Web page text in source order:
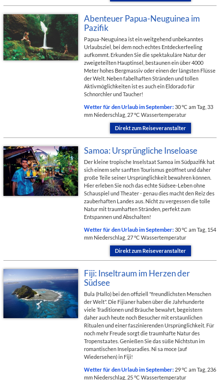
Abenteuer Papua-Neuguinea im
Pazifik
Papua-Neuguinea ist ein weitgehend unbekanntes
Urlaubsziel, bei dem noch echtes Entdeckerfeeling
aufkommt. Erkunden Sie die spektakuläre Natur der
zweigeteilten Hauptinsel, bestaunen ein über 4000
Meter hohes Bergmassiv oder einen der längsten Flüsse
der Welt. Neben fabelhaften Stränden und tollen
Aktivmöglichkeiten ist es auch ein Eldorado für
Schnorchler und Taucher!
Wetter für den Urlaub im September:30 °C am Tag, 33
mm Niederschlag, 27 °C Wassertemperatur
Direkt zum Reiseveranstalter
Samoa: Ursprüngliche Inseloase
Der kleine tropische Inselstaat Samoa im Südpazifik hat
sich einem sehr sanften Tourismus geöffnet und daher
große Teile seiner Ursprünglichkeit bewahren können.
Hier erleben Sie noch das echte Südsee-Leben ohne
Schauspiel und Theater - genau dies macht den Reiz des
zauberhaften Landes aus. Nicht zu vergessen die tolle
Natur mit traumhaften Stränden, perfekt zum
Entspannen und Abschalten!
Wetter für den Urlaub im September:30 °C am Tag, 154
mm Niederschlag, 27 °C Wassertemperatur
Direkt zum Reiseveranstalter
Fiji: Inseltraum im Herzen der
Südsee
Bula (Hallo) bei den offiziell "freundlichsten Menschen
der Welt". Die Fijianer haben über die Jahrhunderte
viele Traditionen und Bräuche bewahrt, begeistern
daher auch heute noch Besucher mit erstaunlichen
Ritualen und einer faszinierenden Ursprünglichkeit. Für
noch mehr Freude sorgt die traumhafte Natur des
Tropenstaates. Genießen Sie das süße Nichtstun im
romantischen Inselparadies. Ni sa moce (auf
Wiedersehen) in Fiji!
Wetter für den Urlaub im September: 29 °C am Tag, 236
mm Niederschlag, 25 °C Wassertemperatur